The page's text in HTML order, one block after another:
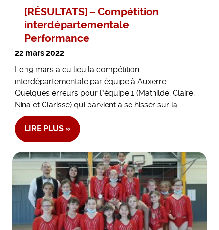
[RÉSULTATS] – Compétition
interdépartementale
Performance
22 mars 2022
Le 19 mars a eu lieu la compétition
interdépartementale par équipe à Auxerre.
Quelques erreurs pour l’équipe 1 (Mathilde, Claire,
Nina et Clarisse) qui parvient à se hisser sur la
LIRE PLUS »